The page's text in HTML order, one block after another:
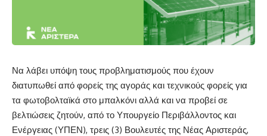
Να λάβει υπόψη τους προβληματισμούς που έχουν
διατυπωθεί από φορείς της αγοράς και τεχνικούς φορείς για
τα φωτοβολταϊκά στο μπαλκόνι αλλά και να προβεί σε
βελτιώσεις ζητούν, από το Υπουργείο Περιβάλλοντος και
Ενέργειας (ΥΠΕΝ), τρεις (3) Βουλευτές της Νέας Αριστεράς,